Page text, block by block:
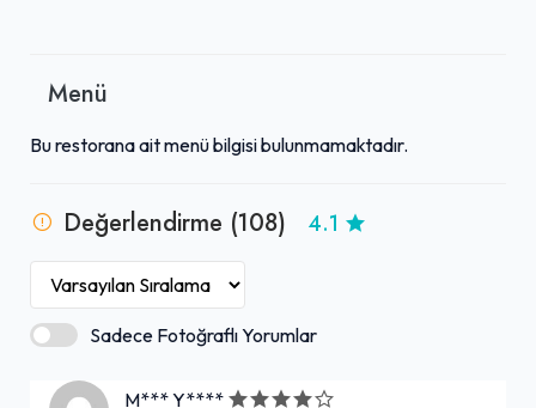
Menü
Bu restorana ait menü bilgisi bulunmamaktadır.
Değerlendirme (108) 4.1
Sadece Fotoğraflı Yorumlar
M*** Y****